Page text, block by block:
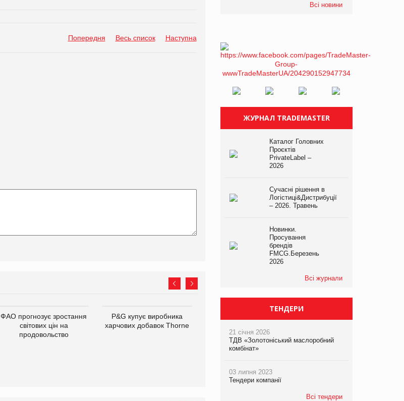
Попередня Весь список Наступна
ФАО прогнозує зростання
світових цін на
продовольство
P&G купує виробника
харчових добавок Thorne
на складі після російської
атаки
expert від власної ТМ
Всі новини
ЖУРНАЛ TRADEMASTER
Каталог Головних
Проєктів
PrivateLabel –
2026
Сучасні рішення в
Логістиці&Дистрибуції
– 2026. Травень
Новинки.
Просування
брендів
FMCG.Березень
2026
Всі журнали
ТЕНДЕРИ
21 січня 2026
ТДВ «Золотоніський маслоробний
комбінат»
03 липня 2023
Тендери компанії
Всі тендери